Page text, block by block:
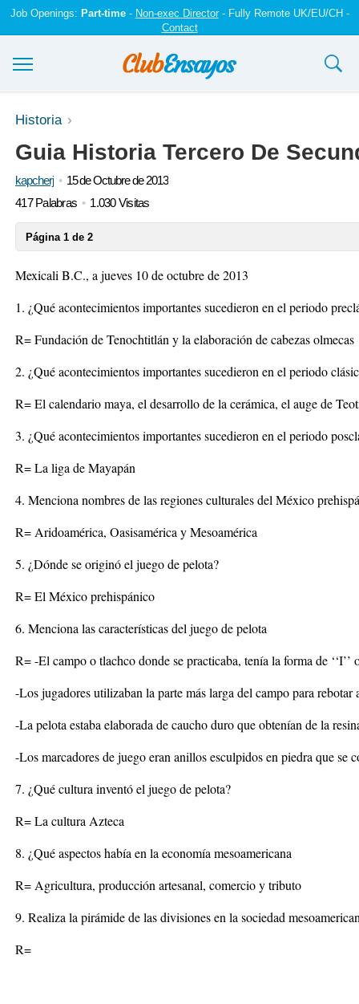
Job Openings: Part-time- Non-exec Director- Fully Remote UK/EU/CH -
Contact
Ensayos y trabajos
Registrarse
Iniciar sesión
Historia
Guia Historia Tercero De
kapcherj
15 de Octubre de 2013
417 Palabras
1.030 Visitas
Página 1 de 2
Mexicali B.C., a jueves 10 de octubre de 2013
1. ¿Qué acontecimientos importantes sucedieron en el periodo
R= Fundación de Tenochtitlán y la elaboración de cabezas olmecas
2. ¿Qué acontecimientos importantes sucedieron en el periodo
R= El calendario maya, el desarrollo de la cerámica, el auge de
3. ¿Qué acontecimientos importantes sucedieron en el periodo
R= La liga de Mayapán
4. Menciona nombres de las regiones culturales del México
R= Aridoamérica, Oasisamérica y Mesoamérica
5. ¿Dónde se originó el juego de pelota?
R= El México prehispánico
6. Menciona las características del juego de pelota
R= -El campo o tlachco donde se practicaba, tenía la forma de ‘‘I’’ o
-Los jugadores utilizaban la parte más larga del campo para rebotar
-La pelota estaba elaborada de caucho duro que obtenían de la
-Los marcadores de juego eran anillos esculpidos en piedra que se
7. ¿Qué cultura inventó el juego de pelota?
R= La cultura Azteca
8. ¿Qué aspectos había en la economía mesoamericana
R= Agricultura, producción artesanal, comercio y tributo
9. Realiza la pirámide de las divisiones en la sociedad
R=